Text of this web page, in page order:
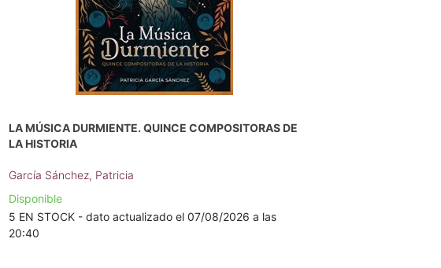
LA MÚSICA DURMIENTE. QUINCE COMPOSITORAS DE
LA HISTORIA
García Sánchez, Patricia
Disponible
5 EN STOCK - dato actualizado el 07/08/2026 a las
20:40